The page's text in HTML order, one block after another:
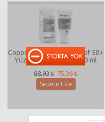
Coppertone Forte Plus Spf 50+
Yüz ve Vücut Kremi 150 ml
88,93 ₺ 75,36 ₺
Sepete Ekle